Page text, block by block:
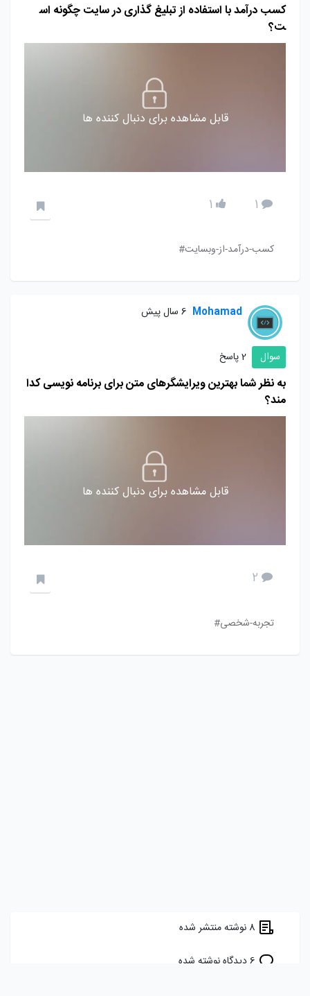
کسب درآمد با استفاده از تبلیغ گذاری در سایت چگونه اس
ت؟
قابل مشاهده برای دنبال کننده ها
1
1
کسب-درآمد-از-وبسایت#
Mohamad 6 سال پیش
سوال 2 پاسخ
به نظر شما بهترین ویرایشگرهای متن برای برنامه نویسی کدا
مند؟
قابل مشاهده برای دنبال کننده ها
2
تجربه-شخصی#